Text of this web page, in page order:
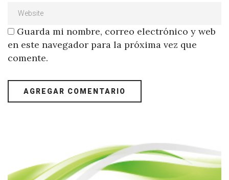
Guarda mi nombre, correo electrónico y web
en este navegador para la próxima vez que
comente.